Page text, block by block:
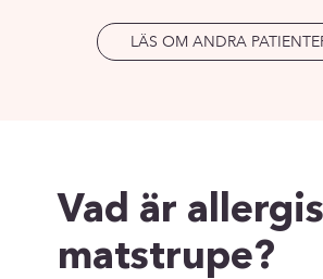
LÄS OM ANDRA
Vad är
matstrupe?